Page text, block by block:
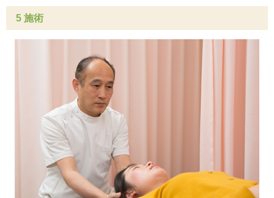
5 施術